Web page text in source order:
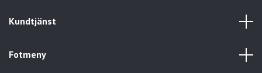
Kundtjänst
Fotmeny